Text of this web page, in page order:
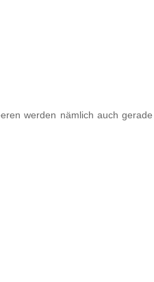
werden nämlich auch